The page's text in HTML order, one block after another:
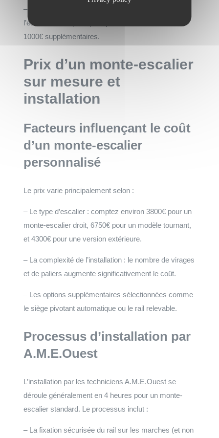
– Rail relevable pour libérer l’espace au bas de
l’escalier, une option pratique facturée entre 500 et
1000€ supplémentaires.
Prix d’un monte-escalier
sur mesure et
installation
Facteurs influençant le coût
d’un monte-escalier
personnalisé
Le prix varie principalement selon :
– Le type d’escalier : comptez environ 3800€ pour un
monte-escalier droit, 6750€ pour un modèle tournant,
et 4300€ pour une version extérieure.
– La complexité de l’installation : le nombre de virages
et de paliers augmente significativement le coût.
– Les options supplémentaires sélectionnées comme
le siège pivotant automatique ou le rail relevable.
Processus d’installation par
A.M.E.Ouest
L’installation par les techniciens A.M.E.Ouest se
déroule généralement en 4 heures pour un monte-
escalier standard. Le processus inclut :
– La fixation sécurisée du rail sur les marches (et non